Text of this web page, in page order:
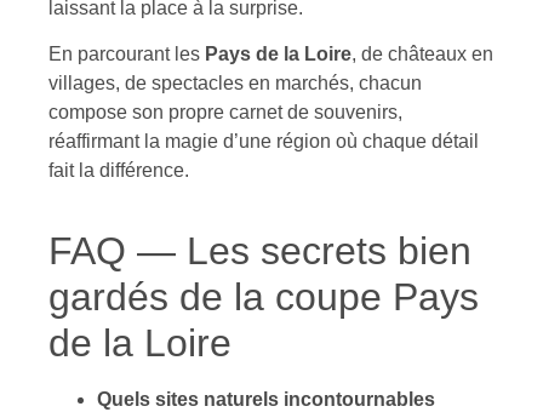
laissant la place à la surprise.
En parcourant les Pays de la Loire, de châteaux en
villages, de spectacles en marchés, chacun
compose son propre carnet de souvenirs,
réaffirmant la magie d’une région où chaque détail
fait la différence.
FAQ — Les secrets bien
gardés de la coupe Pays
de la Loire
Quels sites naturels incontournables